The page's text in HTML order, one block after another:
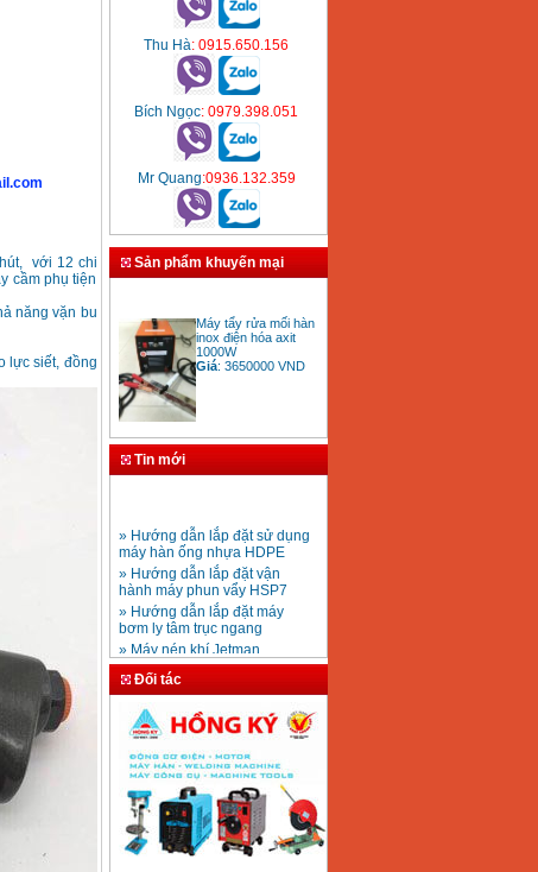
với 12 chi
cầm phụ tiện
năng vặn bu
lực siết, đồng
Thu Hà: 0915.650.156
Bích Ngọc: 0979.398.051
Mr Quang:0936.132.359
Sản phẩm khuyến mại
inox điện hóa axit
1000W
Giá:3650000
Bảng giá mũi khoan
Giá:330000VND
Mũi khoan rút lõi bê
tông D20-D350
Giá:330000VND
Máy khoan bàn
600mm Hồng Ký
Máy hàn que Hồng
ký Jet SR200R
Giá
2350000 VND
Tin mới
máy hàn ống nhựa HDPE
» Hướng dẫn lắp đặt vận
hành máy phun vẩy HSP7
» Hướng dẫn lắp đặt máy
bơm ly tâm trục ngang
» Máy nén khí Jetman
» HDSD Máy Hàn Ống Nhựa
HDPE quay tay thủy lực
» Đại lý bán Máy hàn
DONSUN Thượng Hải
» Máy khoan rút lõi cầm tay
chạy điện pin
» Hình thức thanh toán tại
Thiết Bị Plaza
» Máy ổn áp, máy biến áp
Fushin
» Các loại khí dùng cho máy
cắt kim loại Plasma
Đối tác